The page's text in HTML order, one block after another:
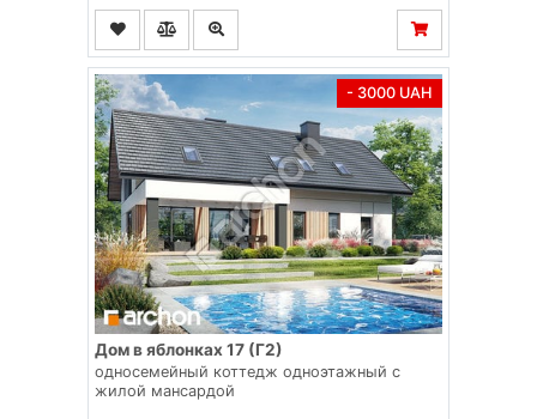
- 3000 UAH
Дом в яблонках 17 (Г2)
односемейный коттедж одноэтажный с
жилой мансардой